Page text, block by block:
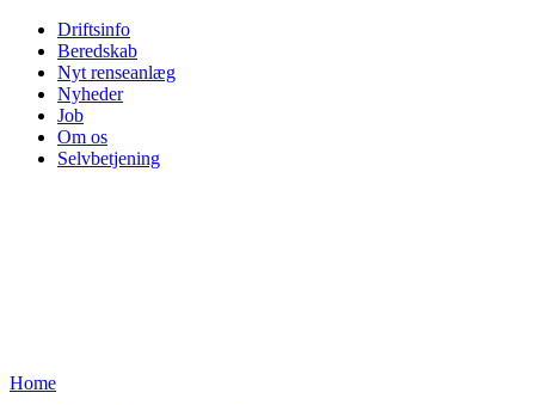
Driftsinfo
Beredskab
Nyt renseanlæg
Nyheder
Job
Om os
Selvbetjening
Home